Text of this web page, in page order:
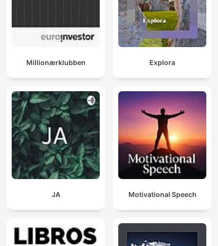
Millionærklubben Explora
JA Motivational Speech